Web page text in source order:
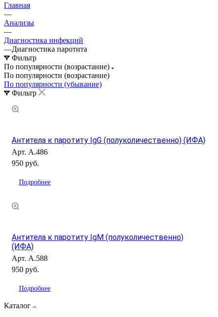
Главная
—
Анализы
—
Диагностика инфекций
—Диагностика паротита
Фильтр
По популярности (возрастание)
По популярности (возрастание)
По популярности (убывание)
Фильтр
Антитела к паротиту IgG (полуколичественно) (ИФА)
Арт. А.486
950 руб.
Подробнее
Антитела к паротиту IgM (полуколичественно)
(ИФА)
Арт. А.588
950 руб.
Подробнее
Каталог